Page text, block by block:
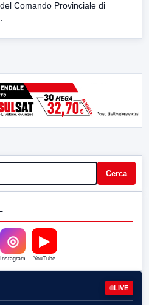
Comando Provinciale di
Cerca
◎
Instagram
▶
YouTube
LIVE